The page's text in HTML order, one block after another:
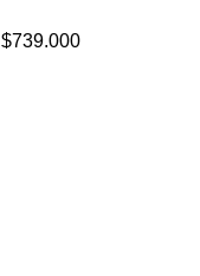
$739.000